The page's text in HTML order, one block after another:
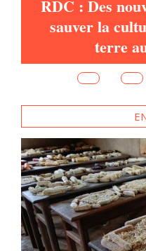
RDC : Des
sauver la
terre